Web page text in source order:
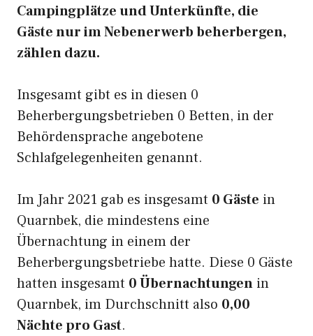
Campingplätze und Unterkünfte, die
Gäste nur im Nebenerwerb beherbergen,
zählen dazu.
Insgesamt gibt es in diesen 0
Beherbergungsbetrieben 0 Betten, in der
Behördensprache angebotene
Schlafgelegenheiten genannt.
Im Jahr 2021 gab es insgesamt 0 Gäste in
Quarnbek, die mindestens eine
Übernachtung in einem der
Beherbergungsbetriebe hatte. Diese 0 Gäste
hatten insgesamt 0 Übernachtungen in
Quarnbek, im Durchschnitt also 0,00
Nächte pro Gast.